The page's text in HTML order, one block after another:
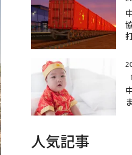
人気記事